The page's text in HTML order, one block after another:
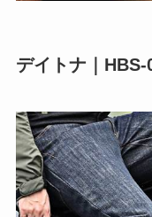
デイトナ｜